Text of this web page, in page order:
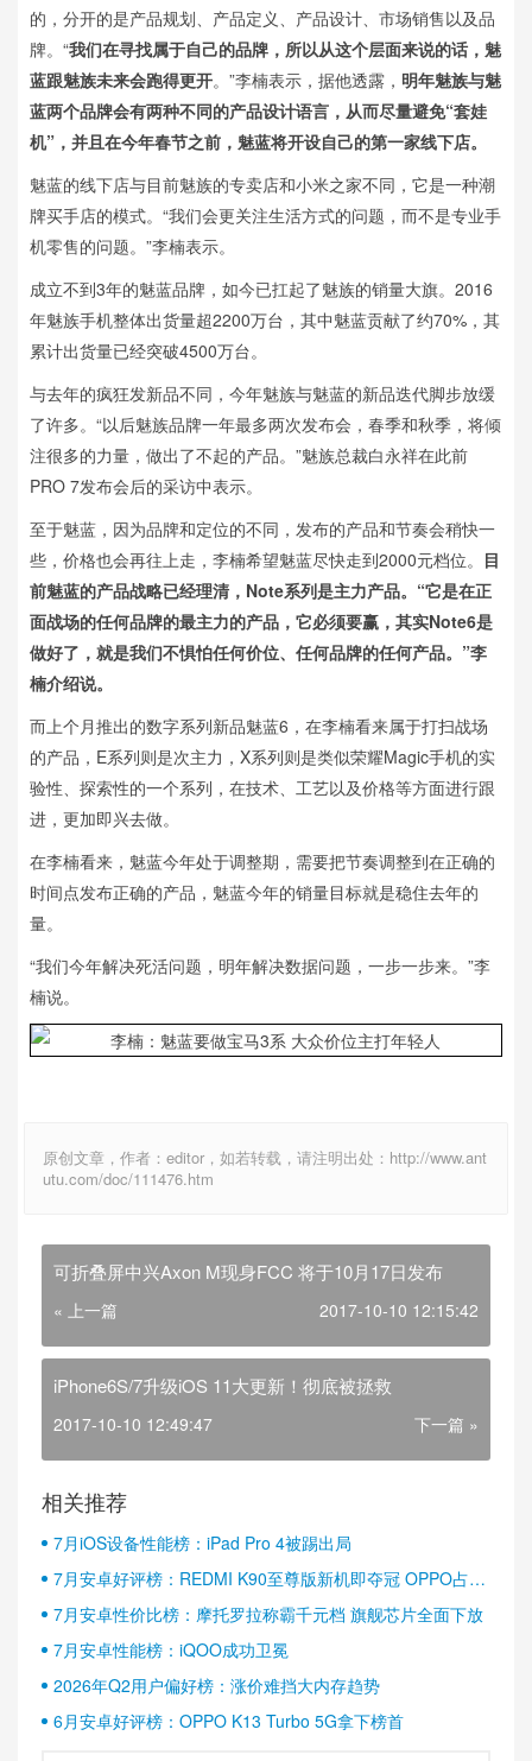
的，分开的是产品规划、产品定义、产品设计、市场销售以及品
牌。“我们在寻找属于自己的品牌，所以从这个层面来说的话，魅
蓝跟魅族未来会跑得更开。”李楠表示，据他透露， 明年魅族与魅
蓝两个品牌会有两种不同的产品设计语言，从而尽量避免“套娃
机”，并且在今年春节之前，魅蓝将开设自己的第一家线下店。
魅蓝的线下店与目前魅族的专卖店和小米之家不同，它是一种潮
牌买手店的模式。“我们会更关注生活方式的问题，而不是专业手
机零售的问题。”李楠表示。
成立不到3年的魅蓝品牌，如今已扛起了魅族的销量大旗。2016
年魅族手机整体出货量超2200万台，其中魅蓝贡献了约70%，其
累计出货量已经突破4500万台。
与去年的疯狂发新品不同，今年魅族与魅蓝的新品迭代脚步放缓
了许多。“以后魅族品牌一年最多两次发布会，春季和秋季，将倾
注很多的力量，做出了不起的产品。”魅族总裁白永祥在此前
PRO 7发布会后的采访中表示。
至于魅蓝，因为品牌和定位的不同，发布的产品和节奏会稍快一
些，价格也会再往上走，李楠希望魅蓝尽快走到2000元档位。 目
前魅蓝的产品战略已经理清，Note系列是主力产品。“它是在正
面战场的任何品牌的最主力的产品，它必须要赢，其实Note6是
做好了，就是我们不惧怕任何价位、任何品牌的任何产品。”李
楠介绍说。
而上个月推出的数字系列新品魅蓝6，在李楠看来属于打扫战场
的产品，E系列则是次主力，X系列则是类似荣耀Magic手机的实
验性、探索性的一个系列，在技术、工艺以及价格等方面进行跟
进，更加即兴去做。
在李楠看来，魅蓝今年处于调整期，需要把节奏调整到在正确的
时间点发布正确的产品，魅蓝今年的销量目标就是稳住去年的
量。
“我们今年解决死活问题，明年解决数据问题，一步一步来。”李
楠说。
原创文章，作者：editor，如若转载，请注明出处：http://www.ant
utu.com/doc/111476.htm
可折叠屏中兴Axon M现身FCC 将于10月17日发布
« 上一篇 2017-10-10 12:15:42
iPhone6S/7升级iOS 11大更新！彻底被拯救
2017-10-10 12:49:47 下一篇 »
相关推荐
7月iOS设备性能榜：iPad Pro 4被踢出局
7月安卓好评榜：REDMI K90至尊版新机即夺冠 OPPO占据
半壁江山
7月安卓性价比榜：摩托罗拉称霸千元档 旗舰芯片全面下放
7月安卓性能榜：iQOO成功卫冕
2026年Q2用户偏好榜：涨价难挡大内存趋势
6月安卓好评榜：OPPO K13 Turbo 5G拿下榜首